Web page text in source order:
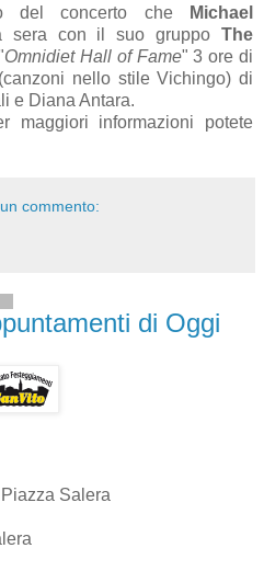
concerto che
Michael
sera con il suo gruppo The
Omnidiet Hall of Fame" 3 ore di
nello stile Vichingo) di
e Diana Antara.
maggiori informazioni potete
commento:
di Oggi
Piazza Salera